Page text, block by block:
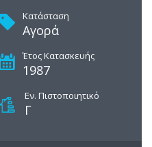
Κατάσταση
Αγορά
Έτος Κατασκευής
1987
Εν. Πιστοποιητικό
Γ